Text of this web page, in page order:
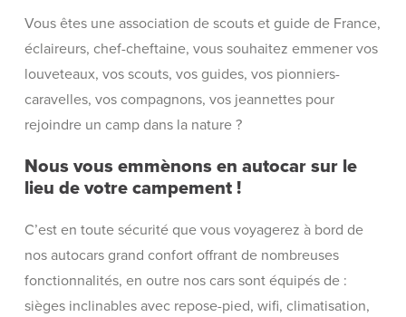
Vous êtes une association de scouts et guide de France,
éclaireurs, chef-cheftaine, vous souhaitez emmener vos
louveteaux, vos scouts, vos guides, vos pionniers-
caravelles, vos compagnons, vos jeannettes pour
rejoindre un camp dans la nature ?
Nous vous emmènons en autocar sur le
lieu de votre campement !
C’est en toute sécurité que vous voyagerez à bord de
nos autocars grand confort offrant de nombreuses
fonctionnalités, en outre nos cars sont équipés de :
sièges inclinables avec repose-pied, wifi, climatisation,